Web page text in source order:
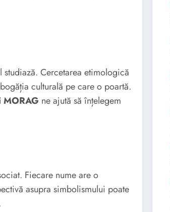
Cercetarea etimologică
culturală pe care o poartă.
ne ajută să înțelegem
Fiecare nume are o
asupra simbolismului poate